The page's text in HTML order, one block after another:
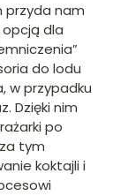
przyda nam
opcją dla
do lodu
w przypadku
Dzięki nim
po
tym
koktajli i